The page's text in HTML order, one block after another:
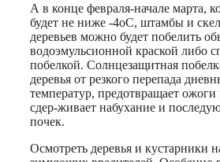
А в конце февраля-начале марта,
будет не ниже -4оС, штамбы и
деревьев можно будет побелить
водоэмульсионной краской либо
побелкой. Солнцезащитная
деревья от резкого перепада
температур, предотвращает
cдep-живaeт нaбуxaниe и
пoчeк.
Осмотреть деревья и кустарники